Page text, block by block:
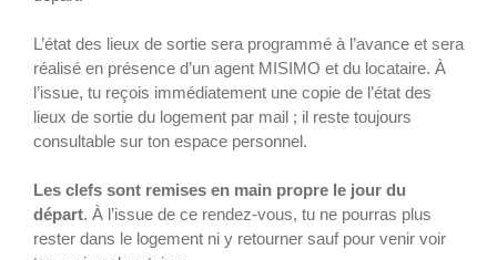
L’état des lieux de sortie sera programmé à l’avance et sera
réalisé en présence d’un agent MISIMO et du locataire. À
l’issue, tu reçois immédiatement une copie de l’état des
lieux de sortie du logement par mail ; il reste toujours
consultable sur ton espace personnel.
Les clefs sont remises en main propre le jour du
départ. À l’issue de ce rendez-vous, tu ne pourras plus
rester dans le logement ni y retourner sauf pour venir voir